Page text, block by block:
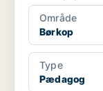
Område
Børkop
Type
Pædagog